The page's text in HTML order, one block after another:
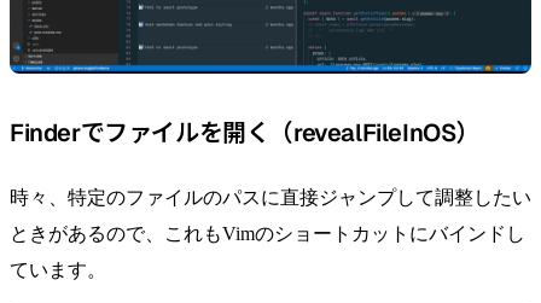
Finderでファイルを開く（revealFileInOS）
時々、特定のファイルのパスに直接ジャンプして調整したい
ときがあるので、これもVimのショートカットにバインドし
ています。